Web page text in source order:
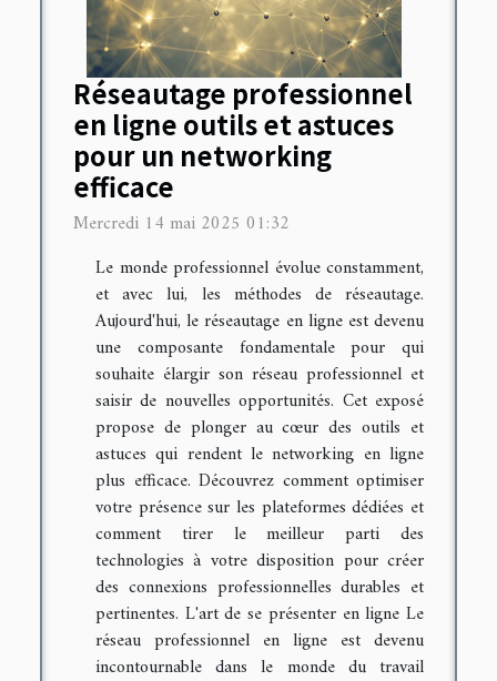
Réseautage professionnel
en ligne outils et astuces
pour un networking
efficace
Mercredi 14 mai 2025 01:32
Le monde professionnel évolue constamment,
et avec lui, les méthodes de réseautage.
Aujourd'hui, le réseautage en ligne est devenu
une composante fondamentale pour qui
souhaite élargir son réseau professionnel et
saisir de nouvelles opportunités. Cet exposé
propose de plonger au cœur des outils et
astuces qui rendent le networking en ligne
plus efficace. Découvrez comment optimiser
votre présence sur les plateformes dédiées et
comment tirer le meilleur parti des
technologies à votre disposition pour créer
des connexions professionnelles durables et
pertinentes. L'art de se présenter en ligne Le
réseau professionnel en ligne est devenu
incontournable dans le monde du travail